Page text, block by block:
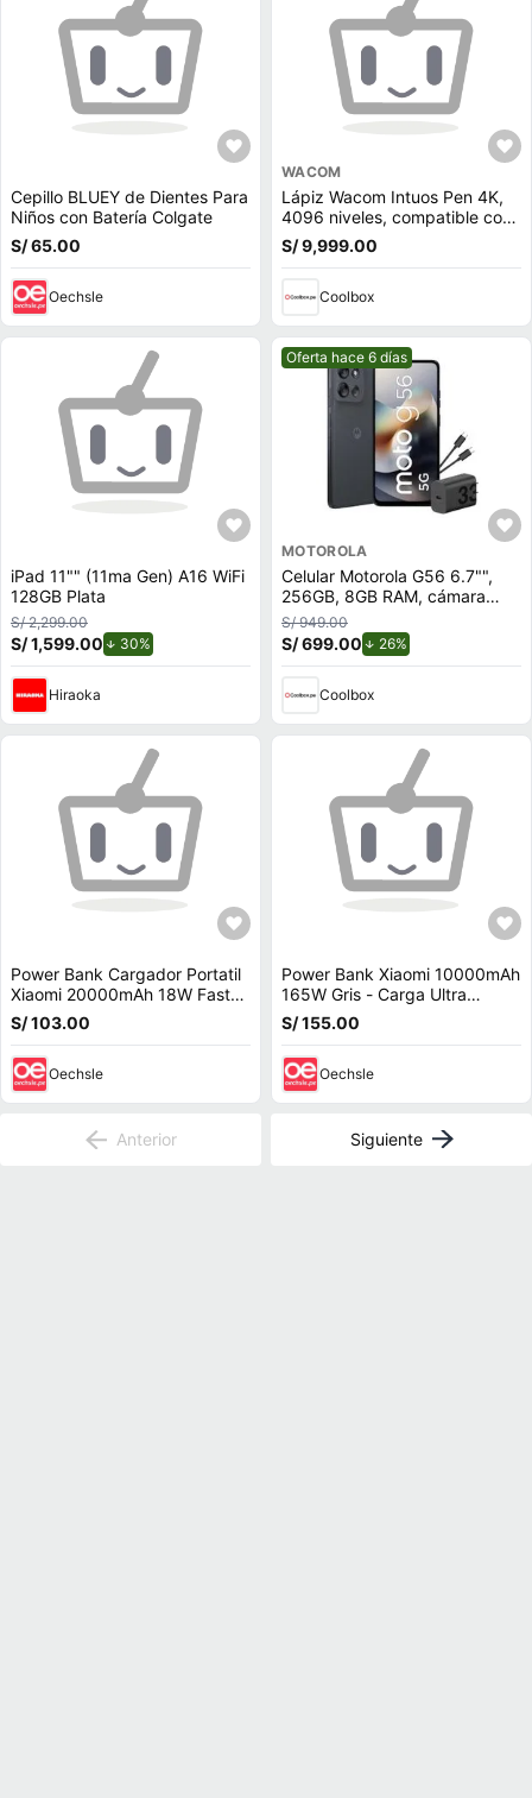
Cepillo BLUEY de Dientes Para
Niños con Batería Colgate
S/ 65.00
Oechsle
WACOM
Lápiz Wacom Intuos Pen 4K,
4096 niveles, compatible con
Wacom Intuos, One Pen
S/ 9,999.00
Coolbox
iPad 11"" (11ma Gen) A16 WiFi
128GB Plata
S/ 2,299.00
S/ 1,599.00 30%
Hiraoka
Mejor precio.
Oferta hace 6 días
MOTOROLA
Celular Motorola G56 6.7"",
256GB, 8GB RAM, cámara
trasera 50MP y frontal 32MP,
azul marino
S/ 949.00
S/ 699.00 26%
Coolbox
Power Bank Cargador Portatil
Xiaomi 20000mAh 18W Fast
Charger
S/ 103.00
Oechsle
Power Bank Xiaomi 10000mAh
165W Gris - Carga Ultra
Rápida y con cable integrado
S/ 155.00
Oechsle
Anterior Siguiente